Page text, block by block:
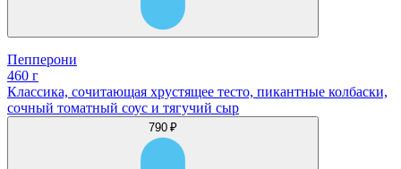
Пепперони
460 г
Классика, сочитающая хрустящее тесто, пикантные колбаски,
сочный томатный соус и тягучий сыр
790 ₽